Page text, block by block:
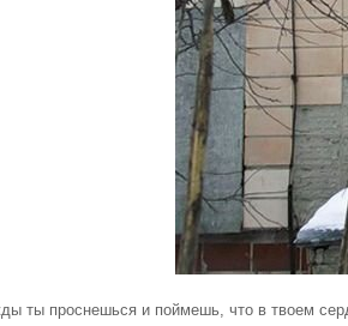
и поймешь, что в твоем